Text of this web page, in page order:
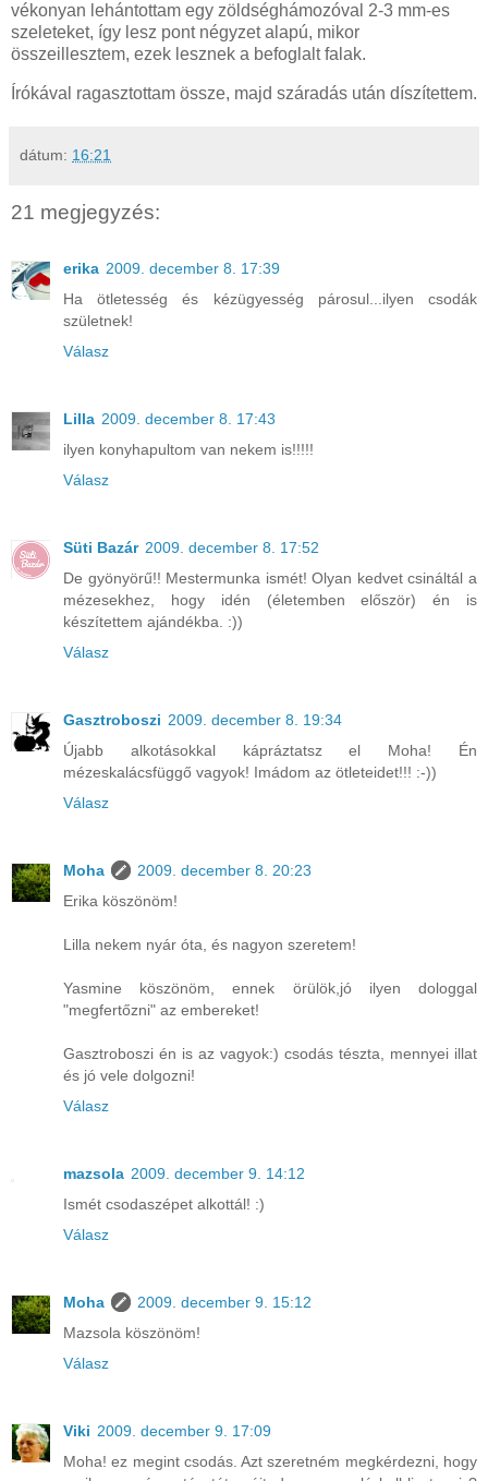
vékonyan lehántottam egy zöldséghámozóval 2-3 mm-es
szeleteket, így lesz pont négyzet alapú, mikor
összeillesztem, ezek lesznek a befoglalt falak.
Írókával ragasztottam össze, majd száradás után díszítettem.
dátum: 16:21
21 megjegyzés:
erika 2009. december 8. 17:39
Ha ötletesség és kézügyesség párosul...ilyen csodák
születnek!
Válasz
Lilla 2009. december 8. 17:43
ilyen konyhapultom van nekem is!!!!!
Válasz
Süti Bazár 2009. december 8. 17:52
De gyönyörű!! Mestermunka ismét! Olyan kedvet csináltál a
mézesekhez, hogy idén (életemben először) én is
készítettem ajándékba. :))
Válasz
Gasztroboszi 2009. december 8. 19:34
Újabb alkotásokkal kápráztatsz el Moha! Én
mézeskalácsfüggő vagyok! Imádom az ötleteidet!!! :-))
Válasz
Moha
2009. december 8. 20:23
Erika köszönöm!
Lilla nekem nyár óta, és nagyon szeretem!
Yasmine köszönöm, ennek örülök,jó ilyen dologgal
"megfertőzni" az embereket!
Gasztroboszi én is az vagyok:) csodás tészta, mennyei illat
és jó vele dolgozni!
Válasz
mazsola 2009. december 9. 14:12
Ismét csodaszépet alkottál! :)
Válasz
Moha
2009. december 9. 15:12
Mazsola köszönöm!
Válasz
Viki 2009. december 9. 17:09
Moha! ez megint csodás. Azt szeretném megkérdezni, hogy